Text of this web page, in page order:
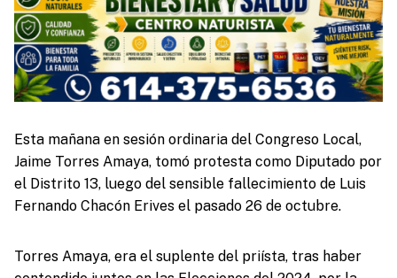
Esta mañana en sesión ordinaria del Congreso Local,
Jaime Torres Amaya, tomó protesta como Diputado por
el Distrito 13, luego del sensible fallecimiento de Luis
Fernando Chacón Erives el pasado 26 de octubre.
Torres Amaya, era el suplente del priísta, tras haber